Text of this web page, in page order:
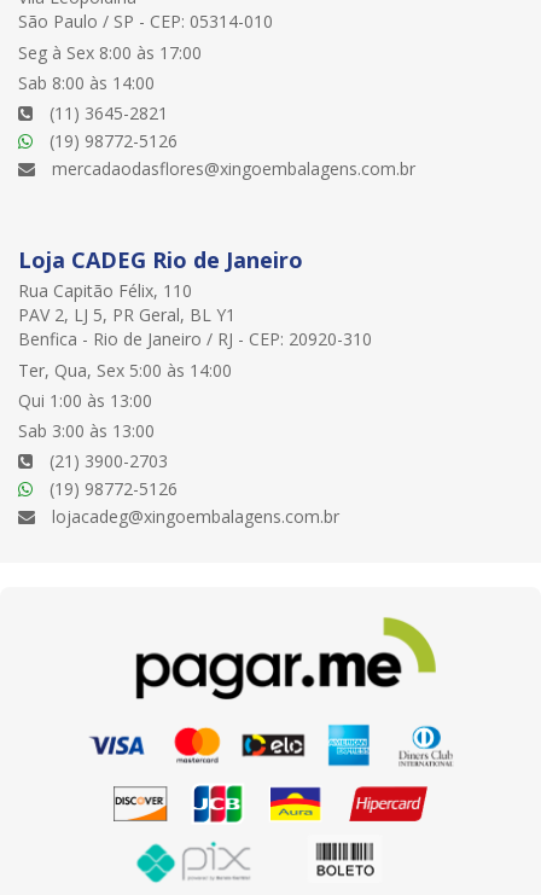
São Paulo / SP - CEP: 05314-010
Seg à Sex 8:00 às 17:00
Sab 8:00 às 14:00
(11) 3645-2821
(19) 98772-5126
mercadaodasflores@xingoembalagens.com.br
Loja CADEG Rio de Janeiro
Rua Capitão Félix, 110
PAV 2, LJ 5, PR Geral, BL Y1
Benfica - Rio de Janeiro / RJ - CEP: 20920-310
Ter, Qua, Sex 5:00 às 14:00
Qui 1:00 às 13:00
Sab 3:00 às 13:00
(21) 3900-2703
(19) 98772-5126
lojacadeg@xingoembalagens.com.br